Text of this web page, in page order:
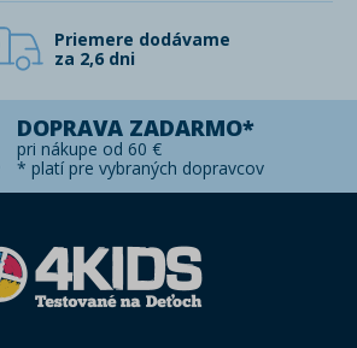
Priemere dodávame
za 2,6 dni
DOPRAVA ZADARMO*
pri nákupe od 60 €
* platí pre vybraných dopravcov